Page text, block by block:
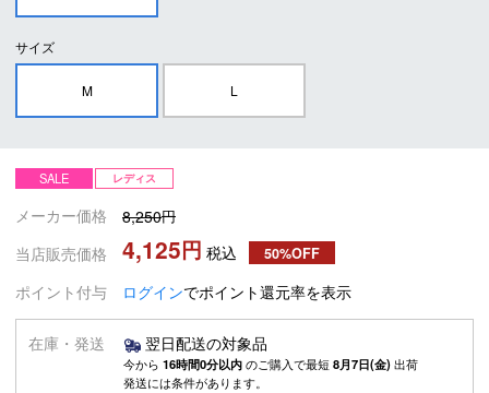
サイズ
M L
SALE レディス
メーカー価格
8,250
当店販売価格
4,125 税込 50%OFF
ポイント付与 ログインでポイント還元率を表示
在庫・発送 翌日配送の対象品
今から 16時間0分以内のご購入で最短8月7日(金)出荷
発送には条件があります。